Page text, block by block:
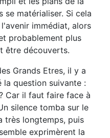
se matérialiser. Si cela
immédiat, alors
probablement plus
être découverts.
Grands Etres, il y a
la question suivante :
Car il faut faire face à
silence tomba sur le
très longtemps, puis
exprimèrent la